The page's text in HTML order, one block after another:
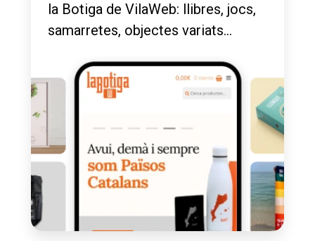
la Botiga de VilaWeb: llibres, jocs,
samarretes, objectes variats...